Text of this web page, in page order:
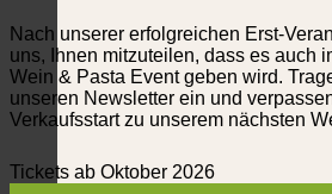
Nach unserer erfolgreichen Erst-
uns, Ihnen mitzuteilen, dass es auch
Wein & Pasta Event geben wird.
unseren Newsletter ein und
Verkaufsstart zu unserem nächsten
Tickets ab Oktober 2026